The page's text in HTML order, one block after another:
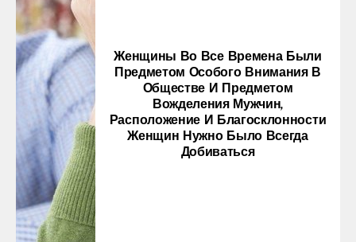
Женщины Во Все Времена Были
Предметом Особого Внимания В
Обществе И Предметом
Вожделения Мужчин,
Расположение И Благосклонности
Женщин Нужно Было Всегда
Добиваться